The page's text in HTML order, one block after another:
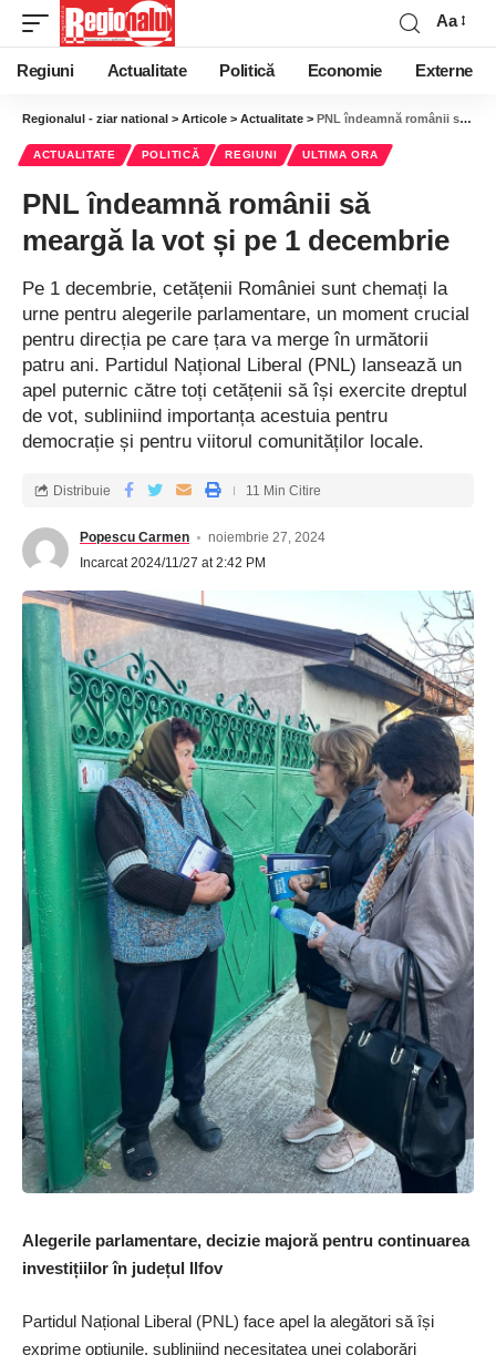
Aa
Regiuni Actualitate Politică Economie Externe
Regionalul - ziar national > Articole > Actualitate > PNL îndeamnă românii să meargă la vot și pe 1 decembrie
ACTUALITATE POLITICĂ REGIUNI ULTIMA ORA
PNL îndeamnă românii să
meargă la vot și pe 1 decembrie
Pe 1 decembrie, cetățenii României sunt chemați la
urne pentru alegerile parlamentare, un moment crucial
pentru direcția pe care țara va merge în următorii
patru ani. Partidul Național Liberal (PNL) lansează un
apel puternic către toți cetățenii să își exercite dreptul
de vot, subliniind importanța acestuia pentru
democrație și pentru viitorul comunităților locale.
Popescu Carmen
noiembrie 27, 2024
Incarcat 2024/11/27 at 2:42 PM
Distribuie 11 Min Citire
Alegerile parlamentare, decizie majoră pentru continuarea
investițiilor în județul Ilfov
Partidul Național Liberal (PNL) face apel la alegători să își
exprime opțiunile, subliniind necesitatea unei colaborări